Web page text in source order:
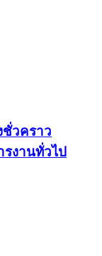
ชั่วคราว
งานทั่วไป